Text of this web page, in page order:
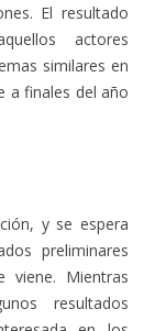
El resultado
actores
similares en
a finales del año
y se espera
preliminares
viene. Mientras
resultados